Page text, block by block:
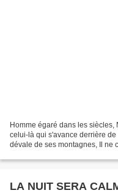
Homme égaré dans les
celui-là qui s'avance derrière
dévale de ses montagnes, Il ne
LA NUIT SERA